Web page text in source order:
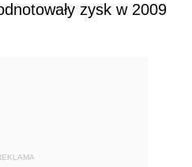
zysk w 2009